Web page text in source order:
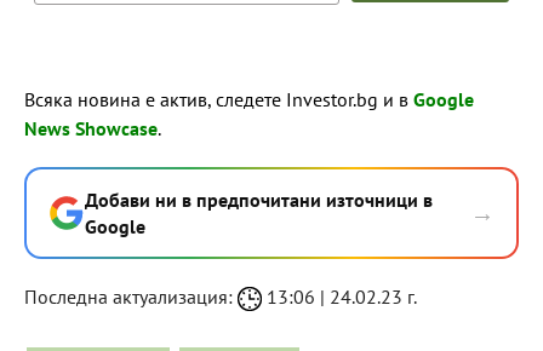
Всяка новина е актив, следете Investor.bg и в Google
News Showcase.
Добави ни в предпочитани източници в
Google
→
Последна актуализация: 13:06 | 24.02.23 г.